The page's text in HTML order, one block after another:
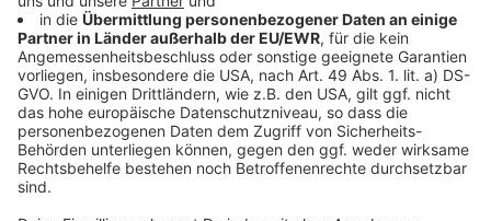
Wir benötigen Ihre
Zustimmung, um den YouTube
Video-Service zu laden!
Wir verwenden einen Service eines
Drittanbieters, um Videoinhalte
einzubetten. Dieser Service kann
Daten zu Ihren Aktivitäten